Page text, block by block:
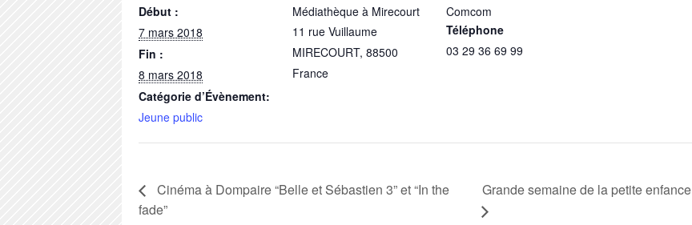
Début :
7 mars 2018
Fin :
8 mars 2018
Catégorie d’Évènement:
Jeune public
Médiathèque à Mirecourt
11 rue Vuillaume
MIRECOURT, 88500
France
Comcom
Téléphone
03 29 36 69 99
Cinéma à Dompaire “Belle et Sébastien 3” et “In the
fade”
Grande semaine de la petite enfance